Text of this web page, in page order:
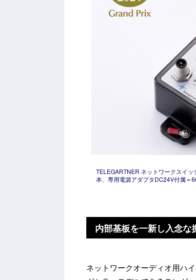
TELEGARTNER ネットワークスイ
本、専用電源アダプタDC24V付属＝
内部基板を一新し入念な
ネットワークオーディオ用ハ